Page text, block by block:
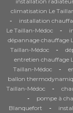
climatisation Le
- installation
Le Taillan-Médoc
-
dépannage chauffage
Taillan-Médoc
-
entretien chauffage
Taillan-Médoc
-
ballon
Taillan-Médoc
-
- pompe à
Blanquefort
-